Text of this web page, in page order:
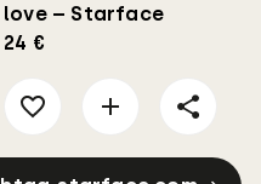
love – Starface
24 €